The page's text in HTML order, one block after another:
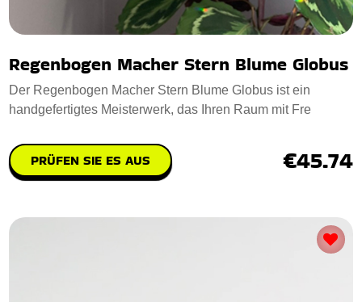
Regenbogen Macher Stern Blume Globus
Der Regenbogen Macher Stern Blume Globus ist ein
handgefertigtes Meisterwerk, das Ihren Raum mit Fre
PRÜFEN SIE ES AUS €45.74